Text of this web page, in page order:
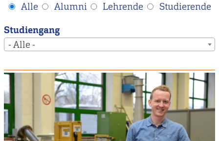
Alle
Alumni Lehrende
Studierende
Studiengang
- Alle -